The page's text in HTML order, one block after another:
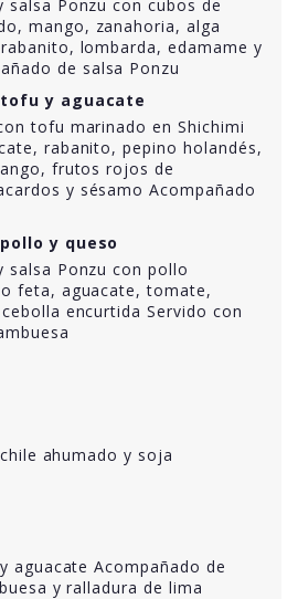
salsa Ponzu con cubos de
mango, zanahoria, alga
lombarda, edamame y
de salsa Ponzu
y aguacate
tofu marinado en Shichimi
rabanito, pepino holandés,
frutos rojos de
y sésamo Acompañado
y queso
salsa Ponzu con pollo
feta, aguacate, tomate,
encurtida Servido con
ahumado y soja
aguacate Acompañado de
y ralladura de lima